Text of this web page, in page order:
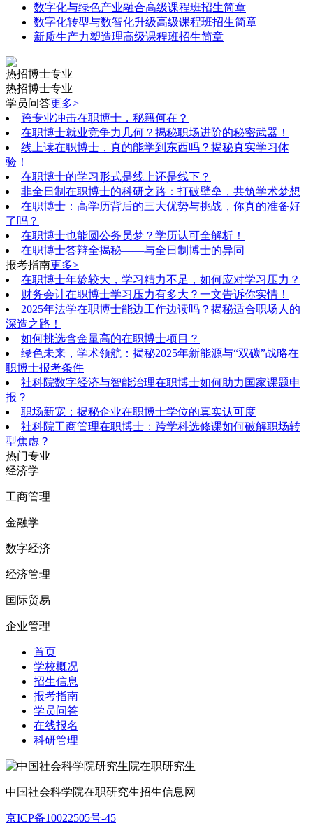
数字化与绿色产业融合高级课程班招生简章
数字化转型与数智化升级高级课程班招生简章
新质生产力塑造理高级课程班招生简章
热招博士专业
热招博士专业
学员问答更多>
跨专业冲击在职博士，秘籍何在？
在职博士就业竞争力几何？揭秘职场进阶的秘密武器！
线上读在职博士，真的能学到东西吗？揭秘真实学习体
验！
在职博士的学习形式是线上还是线下？
非全日制在职博士的科研之路：打破壁垒，共筑学术梦想
在职博士：高学历背后的三大优势与挑战，你真的准备好
了吗？
在职博士也能圆公务员梦？学历认可全解析！
在职博士答辩全揭秘——与全日制博士的异同
报考指南更多>
在职博士年龄较大，学习精力不足，如何应对学习压力？
财务会计在职博士学习压力有多大？一文告诉你实情！
2025年法学在职博士能边工作边读吗？揭秘适合职场人的
深造之路！
如何挑选含金量高的在职博士项目？
绿色未来，学术领航：揭秘2025年新能源与“双碳”战略在
职博士报考条件
社科院数字经济与智能治理在职博士如何助力国家课题申
报？
职场新宠：揭秘企业在职博士学位的真实认可度
社科院工商管理在职博士：跨学科选修课如何破解职场转
型焦虑？
热门专业
经济学
工商管理
金融学
数字经济
经济管理
国际贸易
企业管理
首页
学校概况
招生信息
报考指南
学员问答
在线报名
科研管理
中国社会科学院在职研究生招生信息网
京ICP备10022505号-45